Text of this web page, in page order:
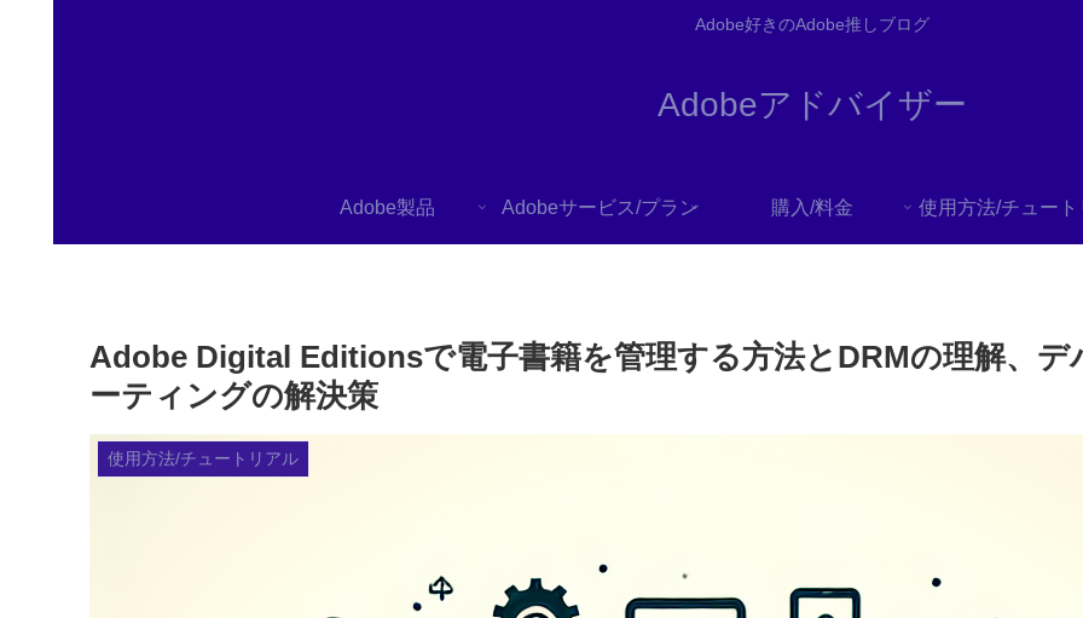
Adobe好きのAdobe推しブログ
Adobeアドバイザー
Adobe製品 Adobeサービス/プラン 購入/料金
Adobe Digital Editionsで電子書籍を管理する方法とDRMの理解、デ
ーティングの解決策
使用方法/チュートリアル